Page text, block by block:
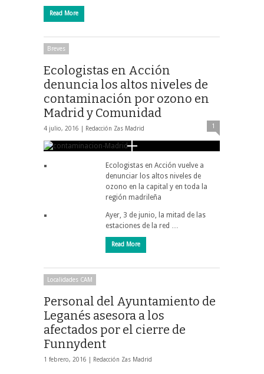
Read More
Breves
Ecologistas en Acción
denuncia los altos niveles de
contaminación por ozono en
Madrid y Comunidad
4 julio, 2016 | Redacción Zas Madrid 1
Ecologistas en Acción vuelve a
denunciar los altos niveles de
ozono en la capital y en toda la
región madrileña
Ayer, 3 de junio, la mitad de las
estaciones de la red …
Read More
Localidades CAM
Personal del Ayuntamiento de
Leganés asesora a los
afectados por el cierre de
Funnydent
1 febrero, 2016 | Redacción Zas Madrid